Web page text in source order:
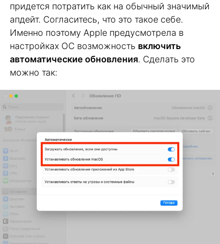
придется потратить как на обычный значимый
апдейт. Согласитесь, что это такое себе.
Именно поэтому Apple предусмотрела в
настройках ОС возможность включить
автоматические обновления. Сделать это
можно так: